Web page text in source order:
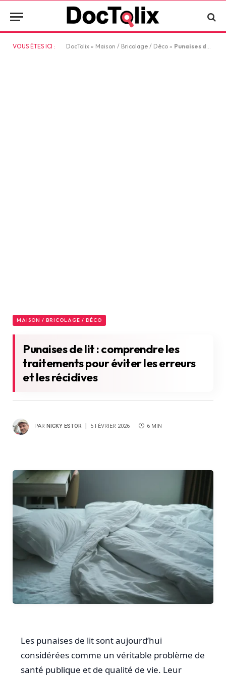
VOUS ÊTES ICI : DocTolix » Maison / Bricolage / Déco » Punaises de lit : comprendre les traitements pour éviter les erreurs et les récidives
MAISON / BRICOLAGE / DÉCO
Punaises de lit : comprendre les
traitements pour éviter les erreurs
et les récidives
PAR NICKY ESTOR 5 FÉVRIER 2026 6 MIN
Les punaises de lit sont aujourd’hui
considérées comme un véritable problème de
santé publique et de qualité de vie. Leur